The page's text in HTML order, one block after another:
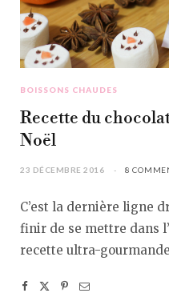
BOISSONS CHAUDES
Recette du
Noël
23 DÉCEMBRE 2016 8
C’est la dernière ligne
finir de se mettre dans
recette ultra-